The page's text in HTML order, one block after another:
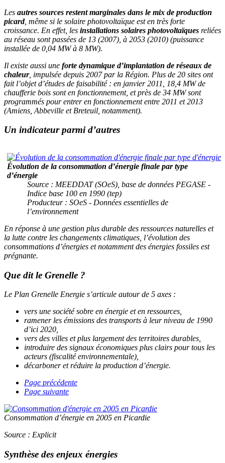
Les autres sources restent marginales dans le mix de production
picard, même si le solaire photovoltaïque est en très forte
croissance. En effet, les installations solaires photovoltaïques reliées
au réseau sont passées de 13 (2007), à 2053 (2010) (puissance
installée de 0,04 MW à 8 MW).
Il existe aussi une forte dynamique d’implantation de réseaux de
chaleur, impulsée depuis 2007 par la Région. Plus de 20 sites ont
fait l’objet d’études de faisabilité : en janvier 2011, 18,4 MW de
chaufferie bois sont en fonctionnement, et près de 34 MW sont
programmés pour entrer en fonctionnement entre 2011 et 2013
(Amiens, Abbeville et Breteuil, notamment).
Un indicateur parmi d’autres
Évolution de la consommation d’énergie finale par type
d’énergie
Source : MEEDDAT (SOeS), base de données PEGASE -
Indice base 100 en 1990 (tep)
Producteur : SOeS - Données essentielles de
l’environnement
En réponse à une gestion plus durable des ressources naturelles et
la lutte contre les changements climatiques, l’évolution des
consommations d’énergies et notamment des énergies fossiles est
prégnante.
Que dit le Grenelle ?
Le Plan Grenelle Energie s’articule autour de 5 axes :
vers une société sobre en énergie et en ressources,
ramener les émissions des transports à leur niveau de 1990
d’ici 2020,
vers des villes et plus largement des territoires durables,
introduire des signaux économiques plus clairs pour tous les
acteurs (fiscalité environnementale),
décarboner et réduire la production d’énergie.
Page précédente
Page suivante
Consommation d’énergie en 2005 en Picardie
Source : Explicit
Synthèse des enjeux énergies